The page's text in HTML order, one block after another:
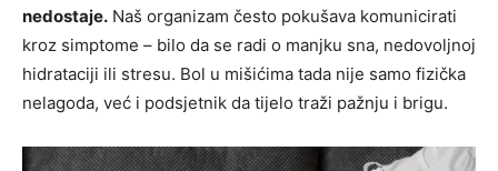
nedostaje. Naš organizam često pokušava komunicirati
kroz simptome – bilo da se radi o manjku sna, nedovoljnoj
hidrataciji ili stresu. Bol u mišićima tada nije samo fizička
nelagoda, već i podsjetnik da tijelo traži pažnju i brigu.